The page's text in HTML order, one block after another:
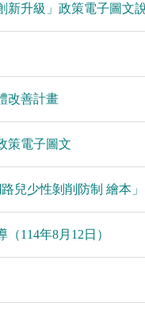
新升級」政策電子圖文
改善計畫
策電子圖文
兒少性剝削防制 繪本
114年8月12日）